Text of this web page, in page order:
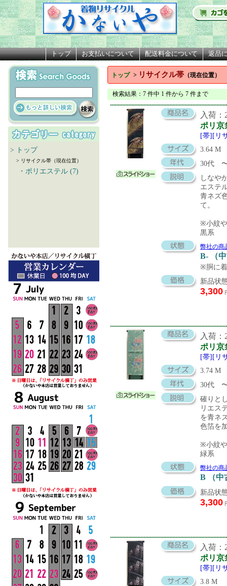
トップ お支払いについて 配送料金について 返品
> トップ
> リサイクル帯（現在位置）
・ポリエステル (7)
トップ > リサイクル帯 （現在位置）
検索結果 ：7 件中 1 件から 7 件まで
入荷：
ポリ京
[帯][リ
3.64 M
30代
しなや
エステ
青ネズ
て。
※小紋
黒系
弊社の商
B- （
※胴に
新品状
3,300
入荷：
ポリ京
[帯][リ
3.74 M
30代
確りと
リエス
を青ネ
色箔を
※小紋
緑系
弊社の商
B （中
新品状
3,300
入荷：
ポリ京
[帯][リ
3.8 M